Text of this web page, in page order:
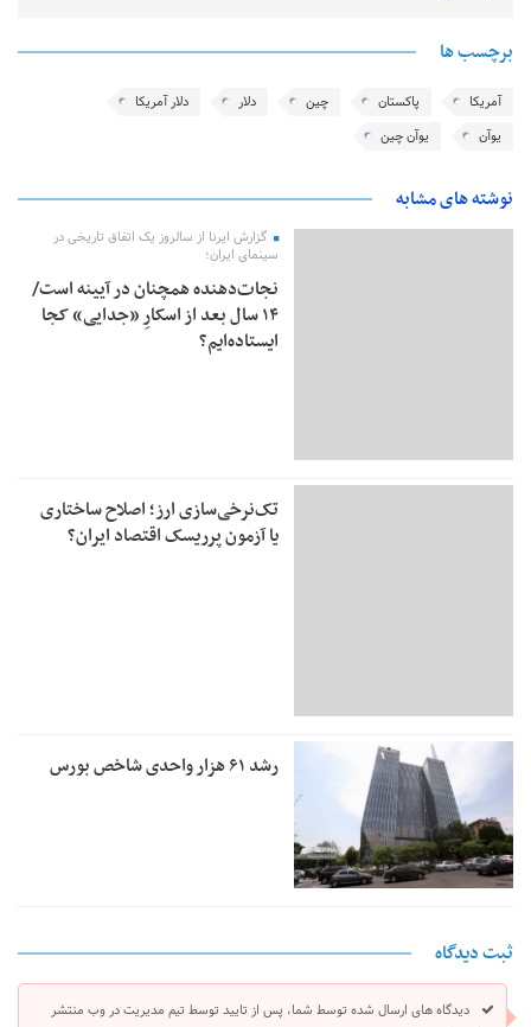
برچسب ها
آمریکا پاکستان چین دلار
دلار آمریکا
یوآن
یوآن چین
نوشته های مشابه
گزارش ایرنا از سالروز یک اتفاق تاریخی در
سینمای ایران؛
نجات‌دهنده‌ همچنان در آیینه است/
۱۴ سال بعد از اسکارِ «جدایی» کجا
ایستاده‌ایم؟
تک‌نرخی‌سازی ارز؛ اصلاح ساختاری
یا آزمون پرریسک اقتصاد ایران؟
رشد ۶۱ هزار واحدی شاخص بورس
ثبت دیدگاه
دیدگاه های ارسال شده توسط شما، پس از تایید توسط تیم مدیریت در وب منتشر